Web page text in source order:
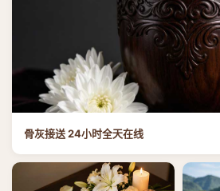
骨灰接送 24小时全天在线